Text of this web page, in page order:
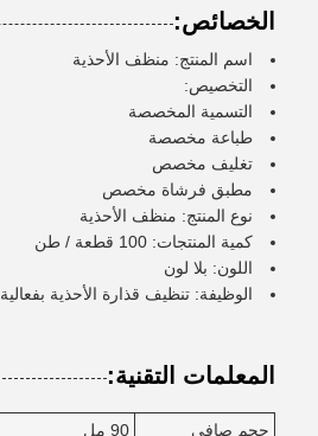
الخصائص:
اسم المنتج: منظف الأحذية
التخصيص:
التسمية المخصصة
طباعة مخصصة
تغليف مخصص
مطبق فرشاة مخصص
نوع المنتج: منظف الأحذية
كمية المنتجات: 100 قطعة / طن
اللون: بلا لون
الوظيفة: تنظيف قذارة الأحذية بفعالية
المعلمات التقنية:
حجم صافي 90 مل